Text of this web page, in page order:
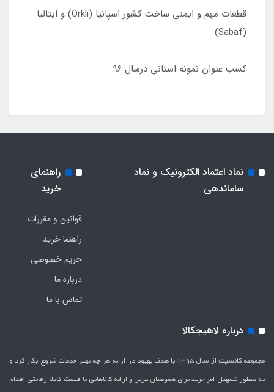
قطعات مهم و ایمنی ساخت کشور اسپانیا (Orkli) و ایتالیا
(Sabaf)
کسب عنوان نمونه استانی درسال ٩۶
نماد اعتماد الکترونیک و نماد
ساماندهی
راهنمای
خرید
قوانین و مقررات
راهنما خرید
حریم خصوصی
درباره ما
تماس با ما
درباره لاهیجکالا
مجموعه کانسپت از سال 1395 با هدف بهبود در ارائه هر چه بهتر خدمات شروع بکار کرد و
به منظور تسهیل امر خرید برای هموطنان عزیز و ارائه کالاهایی با قیمت کاملاَ رقابتی اقدام